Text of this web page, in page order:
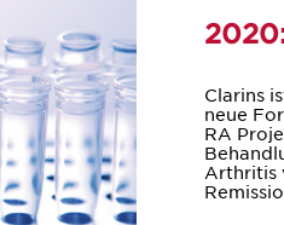
Clarins
neue
RA
Arthritis